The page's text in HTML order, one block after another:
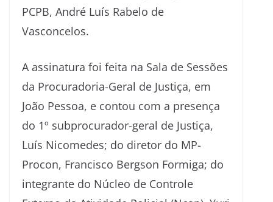
PCPB, André Luís Rabelo de
Vasconcelos.
A assinatura foi feita na Sala de Sessões
da Procuradoria-Geral de Justiça, em
João Pessoa, e contou com a presença
do 1º subprocurador-geral de Justiça,
Luís Nicomedes; do diretor do MP-
Procon, Francisco Bergson Formiga; do
integrante do Núcleo de Controle